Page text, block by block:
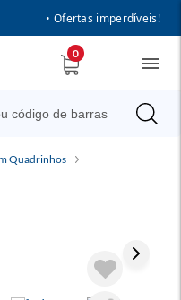
• Ofertas imperdíveis!
0
Quadrinhos